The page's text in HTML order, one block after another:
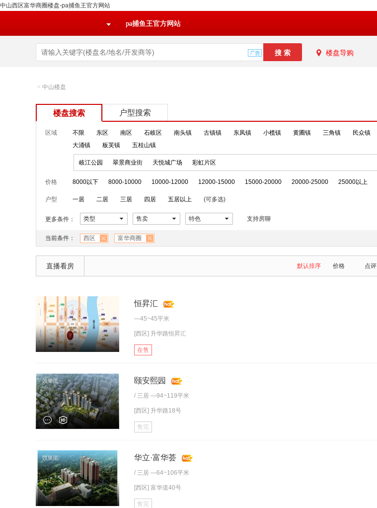
中山西区富华商圈楼盘-pa捕鱼王官方网站
pa捕鱼王官方网站
楼盘导购
> 中山楼盘
楼盘搜索 户型搜索
区域 不限 东区 南区 石岐区 南头镇 古镇镇 东凤镇 小榄镇 黄圃镇 三角镇 民众镇
大涌镇
板芙镇 五桂山镇
岐江公园 翠景商业街 天悦城广场 彩虹片区
价格 8000以下 8000-10000 10000-12000 12000-15000 15000-20000 20000-25000 25000以上
户型 一居 二居 三居 四居 五居以上 (可多选)
更多条件： 类型 售卖 特色 支持房聊
当前条件： 西区 富华商圈
直播看房 默认排序 价格 点评
恒昇汇
—45~45平米
[西区] 升华路恒昇汇
在售
颐安熙园
/ 三居 —94~119平米
[西区] 升华路18号
售完
华立·富华荟
/ 三居 —64~106平米
[西区] 富华道40号
售完